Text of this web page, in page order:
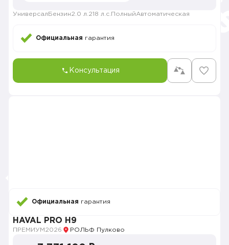
Универсал Бензин2.0 л. 218 л.с. ПолныйАвтоматическая
Официальная гарантия
Консультация
Официальная гарантия
HAVAL PRO H9
ПРЕМИУМ 2026 РОЛЬФ Пулково